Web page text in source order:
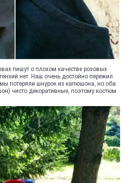
пишут о плохом качестве розовых
нет. Наш очень достойно пережил
потеряли шнурок из капюшона, но оба
чисто декоративные, поэтому костюм